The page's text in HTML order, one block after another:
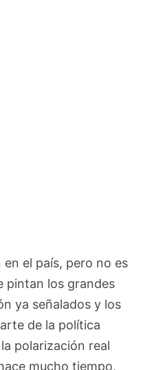
el país, pero no es
pintan los grandes
ya señalados y los
de la política
polarización real
mucho tiempo,